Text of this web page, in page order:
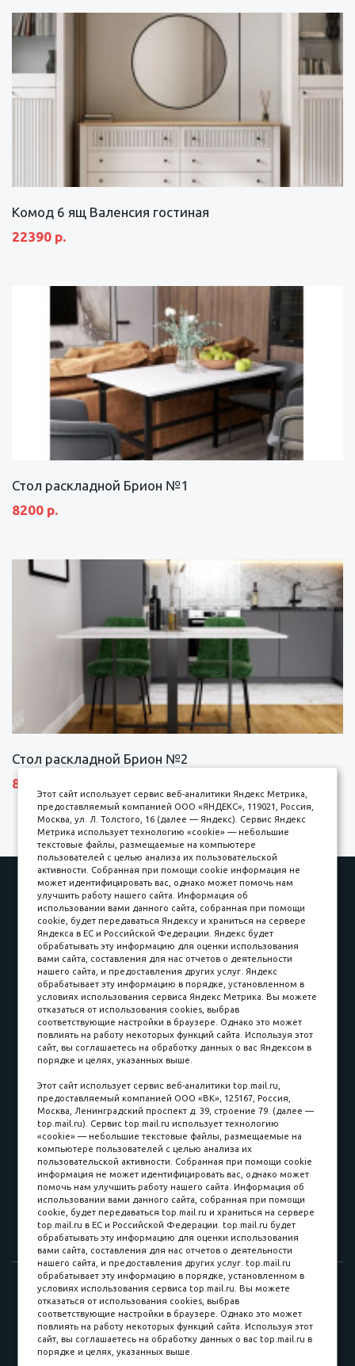
Комод 6 ящ Валенсия гостиная
22390 р.
Стол раскладной Брион №1
8200 р.
Стол раскладной Брион №2
8690 р.
Наши работы
Оплата
Доставка и сборка
Гарантии
Карьера в компании
Контакты
Принимаем к оплате
Наличные
пл. Соляная, 6, стр. 16
8 (3822) 60-70-30
8 (3822) 50-39-09
8 (3822) 22-77-68
8 (3822) 50-48-50
8 (3822) 65-42-10
© 2015-2026. Компания «Мебельный куб».
ИП Саворенко Валерий Александрович. Россия, г. Томск, пл.
Соляная, 6 стр. 16, Цокольный этаж
Этот сайт использует сервис веб-аналитики Яндекс Метрика,
предоставляемый компанией ООО «ЯНДЕКС», 119021, Россия,
Москва, ул. Л. Толстого, 16 (далее — Яндекс). Сервис Яндекс
Метрика использует технологию «cookie» — небольшие
текстовые файлы, размещаемые на компьютере
пользователей с целью анализа их пользовательской
активности. Собранная при помощи cookie информация не
может идентифицировать вас, однако может помочь нам
улучшить работу нашего сайта. Информация об
использовании вами данного сайта, собранная при помощи
cookie, будет передаваться Яндексу и храниться на сервере
Яндекса в ЕС и Российской Федерации. Яндекс будет
обрабатывать эту информацию для оценки использования
вами сайта, составления для нас отчетов о деятельности
нашего сайта, и предоставления других услуг. Яндекс
обрабатывает эту информацию в порядке, установленном в
условиях использования сервиса Яндекс Метрика. Вы можете
отказаться от использования cookies, выбрав
соответствующие настройки в браузере. Однако это может
повлиять на работу некоторых функций сайта. Используя этот
сайт, вы соглашаетесь на обработку данных о вас Яндексом в
порядке и целях, указанных выше.
Этот сайт использует сервис веб-аналитики top.mail.ru,
предоставляемый компанией ООО «ВК», 125167, Россия,
Москва, Ленинградский проспект д. 39, строение 79. (далее —
top.mail.ru). Сервис top.mail.ru использует технологию
«cookie» — небольшие текстовые файлы, размещаемые на
компьютере пользователей с целью анализа их
пользовательской активности. Собранная при помощи cookie
информация не может идентифицировать вас, однако может
помочь нам улучшить работу нашего сайта. Информация об
использовании вами данного сайта, собранная при помощи
cookie, будет передаваться top.mail.ru и храниться на сервере
top.mail.ru в ЕС и Российской Федерации. top.mail.ru будет
обрабатывать эту информацию для оценки использования
вами сайта, составления для нас отчетов о деятельности
нашего сайта, и предоставления других услуг. top.mail.ru
обрабатывает эту информацию в порядке, установленном в
условиях использования сервиса top.mail.ru. Вы можете
отказаться от использования cookies, выбрав
соответствующие настройки в браузере. Однако это может
повлиять на работу некоторых функций сайта. Используя этот
сайт, вы соглашаетесь на обработку данных о вас top.mail.ru в
порядке и целях, указанных выше.